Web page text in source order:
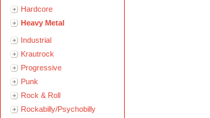
Hardcore
Heavy Metal
Industrial
Krautrock
Progressive
Punk
Rock & Roll
Rockabilly/Psychobilly